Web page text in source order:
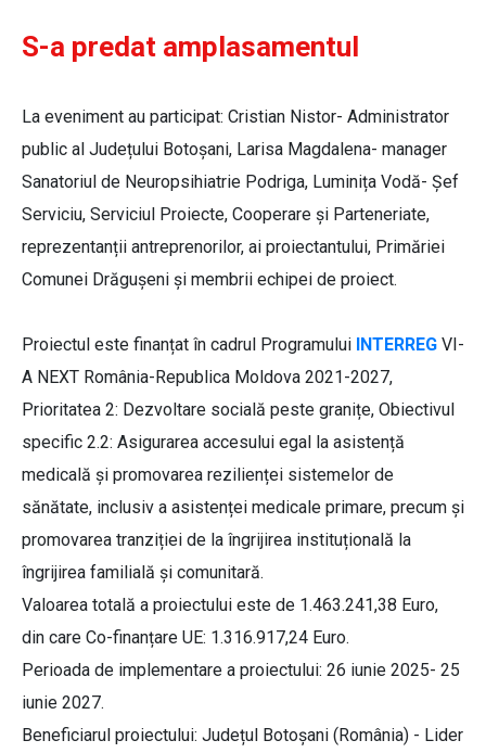
S-a predat amplasamentul
La eveniment au participat: Cristian Nistor- Administrator
public al Județului Botoșani, Larisa Magdalena- manager
Sanatoriul de Neuropsihiatrie Podriga, Luminița Vodă- Șef
Serviciu, Serviciul Proiecte, Cooperare și Parteneriate,
reprezentanții antreprenorilor, ai proiectantului, Primăriei
Comunei Drăgușeni și membrii echipei de proiect.
Proiectul este finanțat în cadrul Programului INTERREG VI-
A NEXT România-Republica Moldova 2021-2027,
Prioritatea 2: Dezvoltare socială peste granițe, Obiectivul
specific 2.2: Asigurarea accesului egal la asistență
medicală și promovarea rezilienței sistemelor de
sănătate, inclusiv a asistenței medicale primare, precum și
promovarea tranziției de la îngrijirea instituțională la
îngrijirea familială și comunitară.
Valoarea totală a proiectului este de 1.463.241,38 Euro,
din care Co-finanțare UE: 1.316.917,24 Euro.
Perioada de implementare a proiectului: 26 iunie 2025- 25
iunie 2027.
Beneficiarul proiectului: Județul Botoșani (România) - Lider